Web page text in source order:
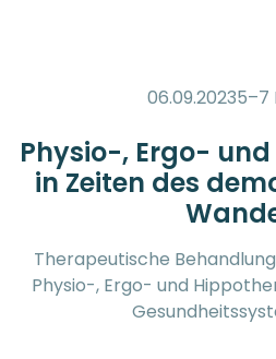
06.09.20235–7
Physio-, Ergo-
in Zeiten des
Therapeutische
Physio-, Ergo- und